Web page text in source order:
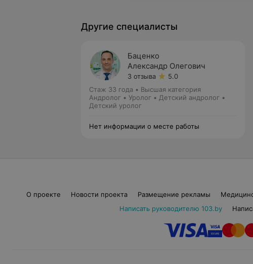
Другие специалисты
Баценко
Александр Олегович
3 отзыва
5.0
Стаж 33 года • Высшая категория
Андролог • Уролог • Детский андролог •
Детский уролог
Нет информации о месте работы
О проекте Новости проекта Размещение рекламы
Написать руководителю 103.by